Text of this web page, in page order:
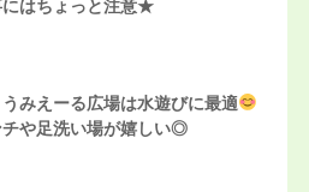
にはちょっと注意★
うみえーる広場は水遊びに最適
チや足洗い場が嬉しい◎